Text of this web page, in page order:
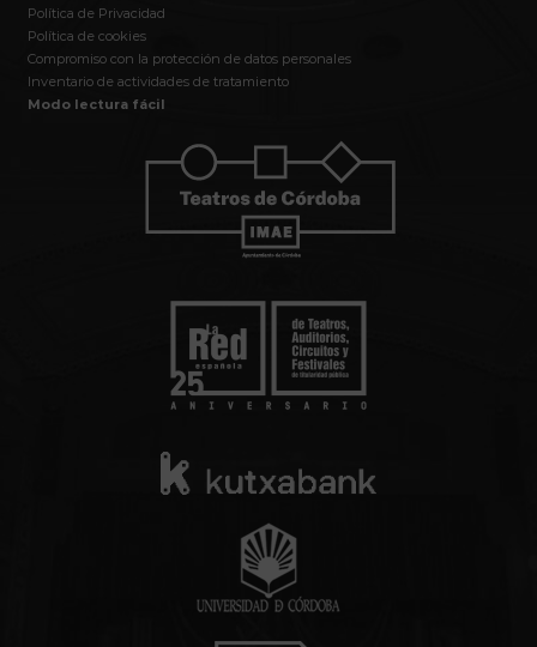
Política de Privacidad
Política de cookies
Compromiso con la protección de datos personales
Inventario de actividades de tratamiento
Modo lectura fácil